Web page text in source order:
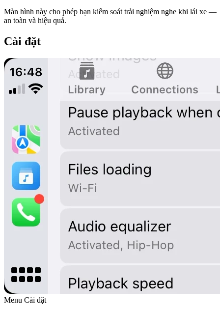
Màn hình này cho phép bạn kiểm soát trải nghiệm nghe khi lái xe —
an toàn và hiệu quả.
Cài đặt
Menu Cài đặt